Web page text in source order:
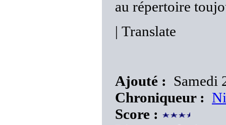
au répertoire
| Translate
Ajouté : Samedi
Chroniqueur :
Score :